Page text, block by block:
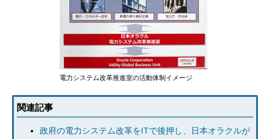
電力システム改革推進室の活動体制イメージ
関連記事
政府の電力システム改革をITで後押し、日本オラクルが